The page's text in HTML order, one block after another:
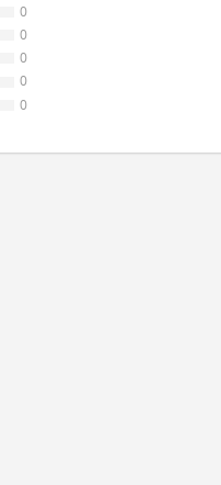
0
0
0
0
0